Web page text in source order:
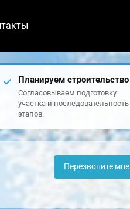
Планируем строительство
Согласовываем подготовку
участка и последовательность
этапов.
Перезвоните мне